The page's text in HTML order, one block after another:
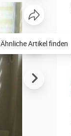
Ähnliche Artikel finden